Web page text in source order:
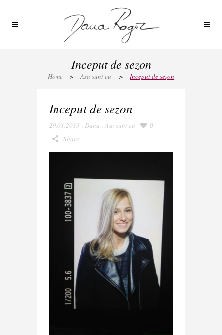
Inceput de sezon
Home > Asa sunt eu > Inceput de sezon
Inceput de sezon
29.01.2013 , Dana , Asa sunt eu
0
Share